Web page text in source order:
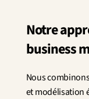
Banque et
Mobilité et
Énergie
Digital & Tech
Territoires &
Notre
business
Nous
et modélisation